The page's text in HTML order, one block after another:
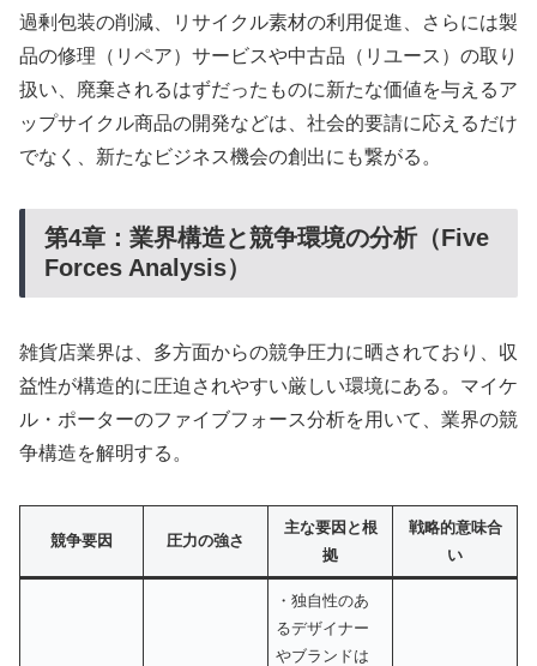
過剰包装の削減、リサイクル素材の利用促進、さらには製
品の修理（リペア）サービスや中古品（リユース）の取り
扱い、廃棄されるはずだったものに新たな価値を与えるア
ップサイクル商品の開発などは、社会的要請に応えるだけ
でなく、新たなビジネス機会の創出にも繋がる。
第4章：業界構造と競争環境の分析（Five
Forces Analysis）
雑貨店業界は、多方面からの競争圧力に晒されており、収
益性が構造的に圧迫されやすい厳しい環境にある。マイケ
ル・ポーターのファイブフォース分析を用いて、業界の競
争構造を解明する。
競争要因 圧力の強さ
主な要因と根
拠
戦略的意味合
い
・独自性のあ
るデザイナー
やブランドは